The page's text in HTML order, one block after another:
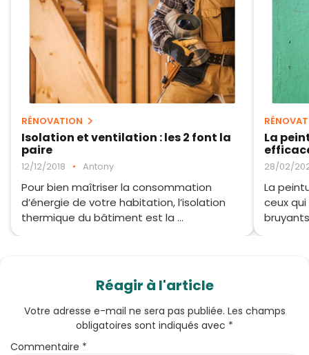
RÉNOVATION
Isolation et ventilation : les 2 font la
paire
12/12/2018 • Antony
Pour bien maîtriser la consommation
d’énergie de votre habitation, l’isolation
thermique du bâtiment est la ...
La
28/02/
La
ceux
Réagir à l'article
Votre adresse e-mail ne sera pas publiée. Les champs
obligatoires sont indiqués avec *
Commentaire *